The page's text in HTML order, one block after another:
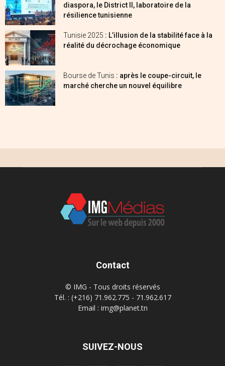
diaspora, le District II, laboratoire de la
résilience tunisienne
Tunisie 2025 : L’illusion de la stabilité face à la
réalité du décrochage économique
Bourse de Tunis : après le coupe-circuit, le
marché cherche un nouvel équilibre
Contact
© IMG - Tous droits réservés
Tél. : (+216) 71.962.775 - 71.962.617
Email : img@planet.tn
SUIVEZ-NOUS